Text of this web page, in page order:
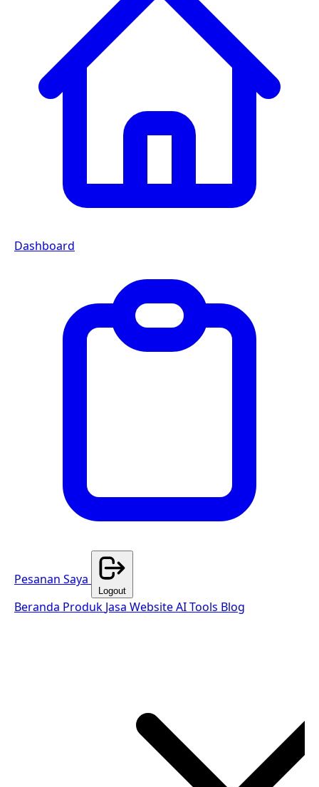
Dashboard
Pesanan Saya
Logout
Beranda Produk Jasa WebsiteAI Tools Blog